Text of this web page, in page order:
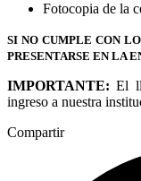
Fotocopia de la
SI NO CUMPLE CON
PRESENTARSE EN LA
IMPORTANTE: El
ingreso a nuestra
Compartir